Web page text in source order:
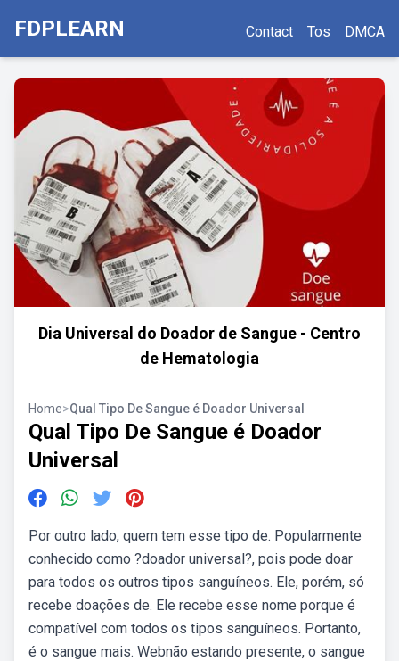
FDPLEARN Contact Tos DMCA
Dia Universal do Doador de Sangue - Centro
de Hematologia
Home>Qual Tipo De Sangue é Doador Universal
Qual Tipo De Sangue é Doador
Universal
Por outro lado, quem tem esse tipo de. Popularmente
conhecido como ?doador universal?, pois pode doar
para todos os outros tipos sanguíneos. Ele, porém, só
recebe doações de. Ele recebe esse nome porque é
compatível com todos os tipos sanguíneos. Portanto,
é o sangue mais. Webnão estando presente, o sangue